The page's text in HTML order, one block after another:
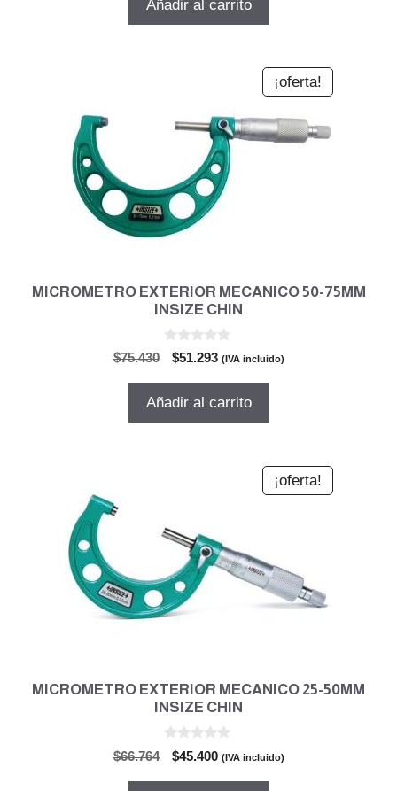
Añadir al carrito
¡oferta!
MICROMETRO EXTERIOR MECANICO 50-75MM
INSIZE CHIN
$75.430
El
original
$51.293El
actual
(IVA incluido)
Añadir al carrito
¡oferta!
MICROMETRO EXTERIOR MECANICO 25-50MM
INSIZE CHIN
$66.764
El
$45.400El(IVA incluido)